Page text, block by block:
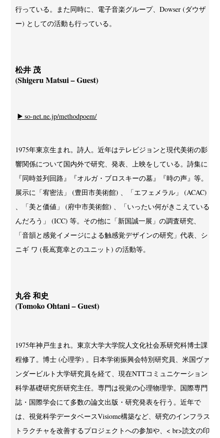
行っている。また同時に、電子音楽グループ、Dowser (ダウザ
ー) としての活動も行っている。
松井 茂
(Shigeru Matsui – Guest)
▶ so-net.ne.jp/methodpoem/
1975年東京生まれ。詩人。近年はテレビジョンと現代美術の影
響関係について国内外で研究、発表、上映をしている。詩集に
『同時並列回路』『オルガ・ブロスキーの墓』『時の声』等。
展示に「宥密法」 (豊田市美術館) 、「エフェメラル」 (ACAC)
、「美と価値」 (府中市美術館) 、「いったい何がきこえている
んだろう」 (ICC) 等。その他に「新国誠一展」の調査研究、
「音韻と感覚イメージによる触感覚デザインの研究」代表、シ
ニギ ワ (長嶌寛幸とのユニット) の活動等。
丸谷 和史
(Tomoko Ohtani – Guest)
1975年神戸生まれ。東京大学大学院人文化社会系研究科博士課
程修了。博士 (心理学) 。日本学術振興会特別研究員、米国ヴァ
ンダービルト大学研究員を経て、現在NTTコミュニケーション
科学基礎研究所研究主任。専門は視覚の心理物理学。国際専門
誌・国際学会にて多数の論文出版・研究発表を行う。近年で
は、視覚科学データベースVisiome構築など、研究のインフラス
トラクチャを改善するプロジェクトへの参加や、< br>読文の印